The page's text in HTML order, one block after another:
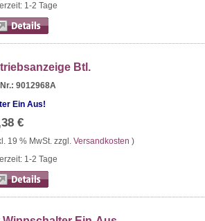
1-2 Tage
Btl.
9012968A
Ein Aus!
€
19 % MwSt. zzgl.Versandkosten )
1-2 Tage